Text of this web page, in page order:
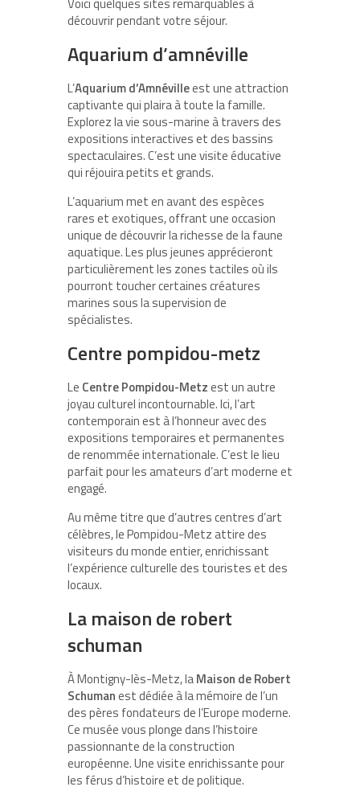
Voici quelques sites remarquables à
découvrir pendant votre séjour.
Aquarium d’amnéville
L’Aquarium d’Amnévilleest une attraction
captivante qui plaira à toute la famille.
Explorez la vie sous-marine à travers des
expositions interactives et des bassins
spectaculaires. C’est une visite éducative
qui réjouira petits et grands.
L’aquarium met en avant des espèces
rares et exotiques, offrant une occasion
unique de découvrir la richesse de la faune
aquatique. Les plus jeunes apprécieront
particulièrement les zones tactiles où ils
pourront toucher certaines créatures
marines sous la supervision de
spécialistes.
Centre pompidou-metz
Le Centre Pompidou-Metzest un autre
joyau culturel incontournable. Ici, l’art
contemporain est à l’honneur avec des
expositions temporaires et permanentes
de renommée internationale. C’est le lieu
parfait pour les amateurs d’art moderne et
engagé.
Au même titre que d’autres centres d’art
célèbres, le Pompidou-Metz attire des
visiteurs du monde entier, enrichissant
l’expérience culturelle des touristes et des
locaux.
La maison de robert
schuman
À Montigny-lès-Metz, laMaison de Robert
Schumanest dédiée à la mémoire de l’un
des pères fondateurs de l’Europe moderne.
Ce musée vous plonge dans l’histoire
passionnante de la construction
européenne. Une visite enrichissante pour
les férus d’histoire et de politique.